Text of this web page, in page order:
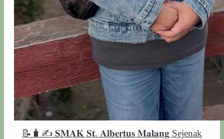
📝🧳✍️ 𝐒𝐌𝐀𝐊 𝐒𝐭. 𝐀𝐥𝐛𝐞𝐫𝐭𝐮𝐬 𝐌𝐚𝐥𝐚𝐧𝐠 Sejenak